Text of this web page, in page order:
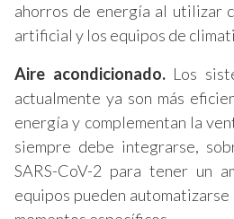
ahorros de energía al utilizar
artificial y los equipos de
Aire acondicionado.Los
actualmente ya son más
energía y complementan la
siempre debe integrarse,
SARS-CoV-2 para tener un
equipos pueden